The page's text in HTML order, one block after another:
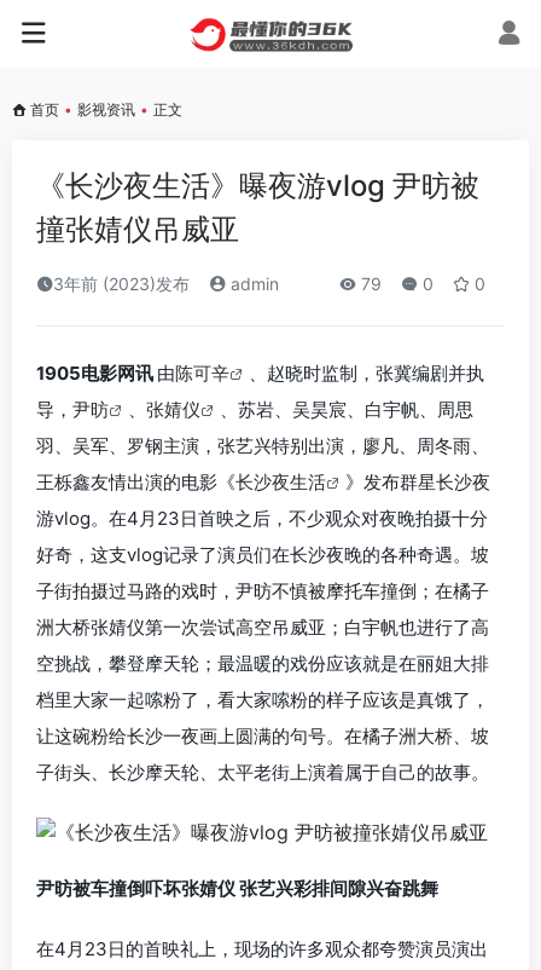
首页 • 影视资讯 • 正文
《长沙夜生活》曝夜游vlog 尹昉被
撞张婧仪吊威亚
3年前 (2023)发布 admin 79 0 0
1905电影网讯 由陈可辛
、赵晓时监制，张冀编剧并执
导， 尹昉 、 张婧仪
、苏岩、吴昊宸、白宇帆、周思
羽、吴军、罗钢主演，张艺兴特别出演，廖凡、周冬雨、
王栎鑫友情出演的电影《长沙夜生活
》发布群星长沙夜
游vlog。在4月23日首映之后，不少观众对夜晚拍摄十分
好奇，这支vlog记录了演员们在长沙夜晚的各种奇遇。坡
子街拍摄过马路的戏时，尹昉不慎被摩托车撞倒；在橘子
洲大桥张婧仪第一次尝试高空吊威亚；白宇帆也进行了高
空挑战，攀登摩天轮；最温暖的戏份应该就是在丽姐大排
档里大家一起嗦粉了，看大家嗦粉的样子应该是真饿了，
让这碗粉给长沙一夜画上圆满的句号。在橘子洲大桥、坡
子街头、长沙摩天轮、太平老街上演着属于自己的故事。
尹昉被车撞倒吓坏张婧仪 张艺兴彩排间隙兴奋跳舞
在4月23日的首映礼上，现场的许多观众都夸赞演员演出